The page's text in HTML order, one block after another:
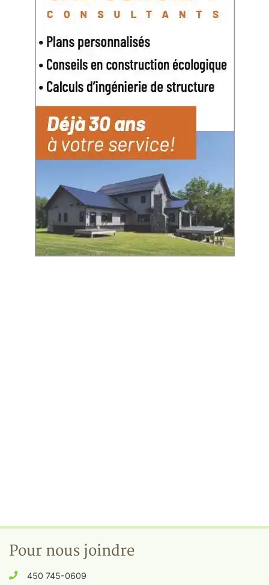
Pour nous joindre
450 745-0609